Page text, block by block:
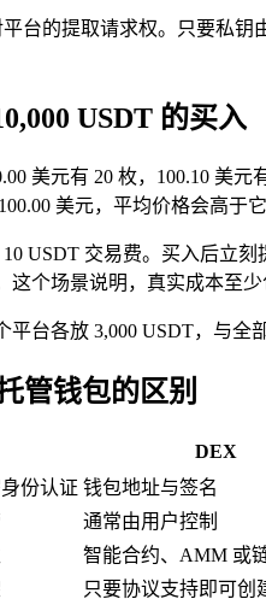
台的提取请求权。只要私
USDT 的买入
美元有 20 枚，100.10 美
美元，平均价格会高于它
USDT 交易费。买入后立
这个场景说明，真实成本至
平台各放 3,000 USDT，与
管钱包的区别
DEX
份认证 钱包地址与签名
通常由用户控制
智能合约、AMM 或
只要协议支持即可创